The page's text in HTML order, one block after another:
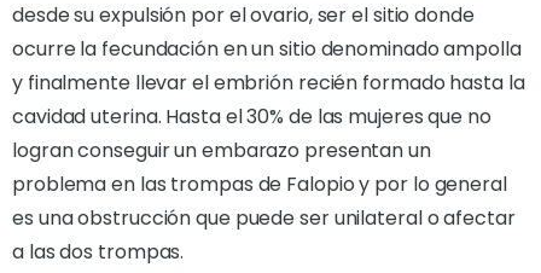
desde su expulsión por el ovario, ser el sitio donde
ocurre la fecundación en un sitio denominado ampolla
y finalmente llevar el embrión recién formado hasta la
cavidad uterina. Hasta el 30% de las mujeres que no
logran conseguir un embarazo presentan un
problema en las trompas de Falopio y por lo general
es una obstrucción que puede ser unilateral o afectar
a las dos trompas.